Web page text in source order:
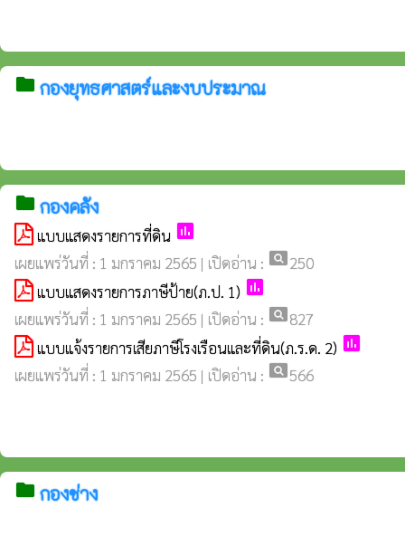
folder กองยุทธศาสตร์และงบประมาณ
folder กองคลัง
แบบแสดงรายการที่ดิน poll
เผยแพร่วันที่ : 1 มกราคม 2565 | เปิดอ่าน : pageview250
แบบแสดงรายการภาษีป้าย(ภ.ป. 1) poll
เผยแพร่วันที่ : 1 มกราคม 2565 | เปิดอ่าน : pageview827
แบบแจ้งรายการเสียภาษีโรงเรือนและที่ดิน(ภ.ร.ด. 2) poll
เผยแพร่วันที่ : 1 มกราคม 2565 | เปิดอ่าน : pageview566
folder กองช่าง